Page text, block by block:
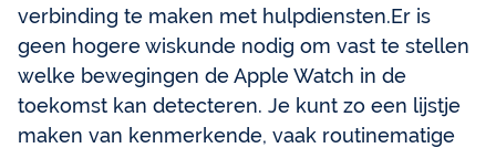
verbinding te maken met hulpdiensten.Er is
geen hogere wiskunde nodig om vast te stellen
welke bewegingen de Apple Watch in de
toekomst kan detecteren. Je kunt zo een lijstje
maken van kenmerkende, vaak routinematige